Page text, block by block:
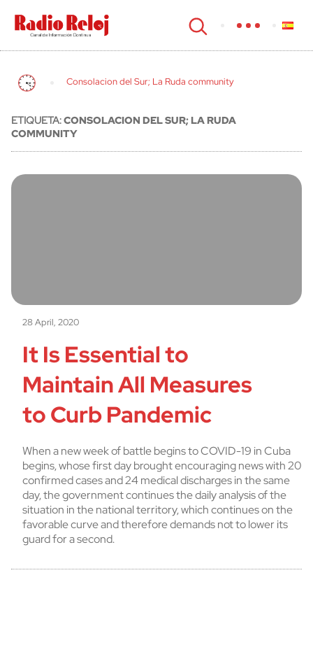
cerrar
Consolacion del Sur; La Ruda community
ETIQUETA:CONSOLACION DEL SUR; LA RUDA
COMMUNITY
28 April, 2020
It Is Essential to
Maintain All Measures
to Curb Pandemic
When a new week of battle begins to COVID-19 in Cuba
begins, whose first day brought encouraging news with 20
confirmed cases and 24 medical discharges in the same
day, the government continues the daily analysis of the
situation in the national territory, which continues on the
favorable curve and therefore demands not to lower its
guard for a second.